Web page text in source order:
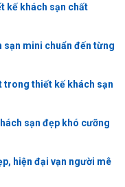
kế khách sạn chất
sạn mini chuẩn đến từng
trong thiết kế khách sạn
sạn đẹp khó cưỡng
hiện đại vạn người mê